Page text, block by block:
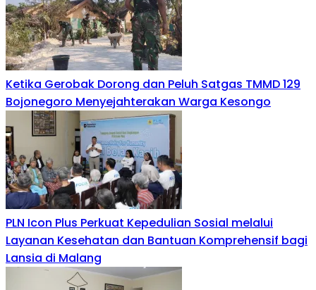
Ketika Gerobak Dorong dan Peluh Satgas TMMD 129
Bojonegoro Menyejahterakan Warga Kesongo
PLN Icon Plus Perkuat Kepedulian Sosial melalui
Layanan Kesehatan dan Bantuan Komprehensif bagi
Lansia di Malang